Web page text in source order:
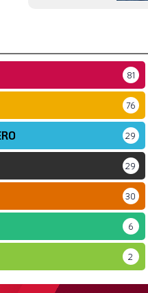
81
76
29
29
30
6
2